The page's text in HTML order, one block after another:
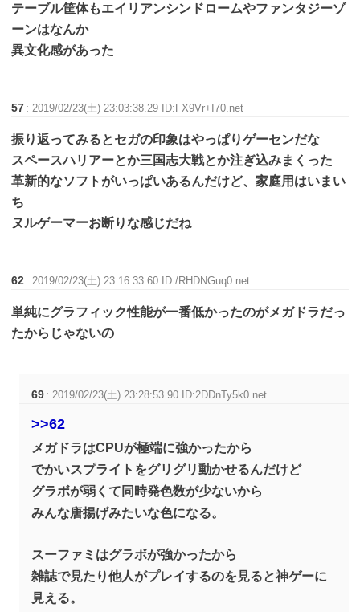
テーブル筐体もエイリアンシンドロームやファンタジーゾ
ーンはなんか
異文化感があった
57 :2019/02/23(土) 23:03:38.29 ID:FX9Vr+I70.net
振り返ってみるとセガの印象はやっぱりゲーセンだな
スペースハリアーとか三国志大戦とか注ぎ込みまくった
革新的なソフトがいっぱいあるんだけど、家庭用はいまい
ち
ヌルゲーマーお断りな感じだね
62 :2019/02/23(土) 23:16:33.60 ID:/RHDNGuq0.net
単純にグラフィック性能が一番低かったのがメガドラだっ
たからじゃないの
69 :2019/02/23(土) 23:28:53.90 ID:2DDnTy5k0.net
>>62
メガドラはCPUが極端に強かったから
でかいスプライトをグリグリ動かせるんだけど
グラボが弱くて同時発色数が少ないから
みんな唐揚げみたいな色になる。
スーファミはグラボが強かったから
雑誌で見たり他人がプレイするのを見ると神ゲーに
見える。